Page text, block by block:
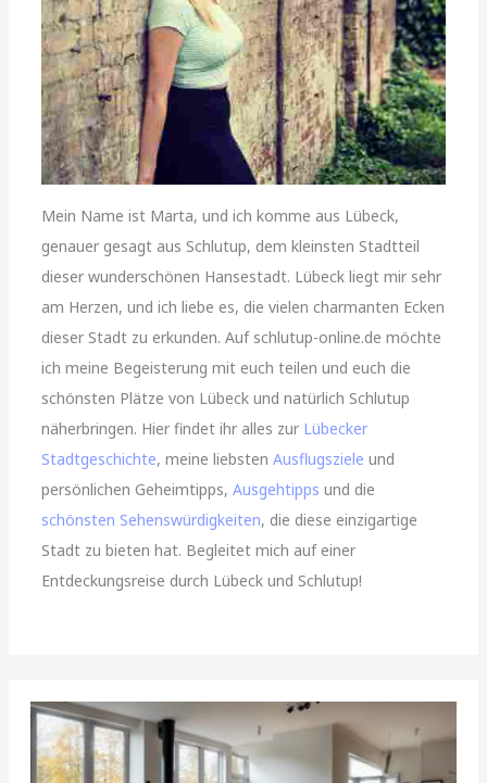
Mein Name ist Marta, und ich komme aus Lübeck,
genauer gesagt aus Schlutup, dem kleinsten Stadtteil
dieser wunderschönen Hansestadt. Lübeck liegt mir sehr
am Herzen, und ich liebe es, die vielen charmanten Ecken
dieser Stadt zu erkunden. Auf schlutup-online.de möchte
ich meine Begeisterung mit euch teilen und euch die
schönsten Plätze von Lübeck und natürlich Schlutup
näherbringen. Hier findet ihr alles zur Lübecker
Stadtgeschichte, meine liebstenAusflugsziele und
persönlichen Geheimtipps,Ausgehtipps und die
schönsten Sehenswürdigkeiten, die diese einzigartige
Stadt zu bieten hat. Begleitet mich auf einer
Entdeckungsreise durch Lübeck und Schlutup!